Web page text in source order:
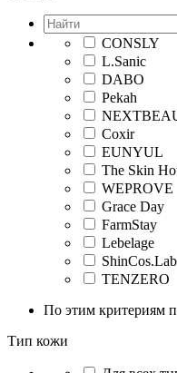
CONSLY
L.Sanic
DABO
Pekah
Coxir
EUNYUL
The Skin
WEPROVE
Grace Day
FarmStay
Lebelage
ShinCos.Lab
TENZERO
По этим критериям
Тип кожи